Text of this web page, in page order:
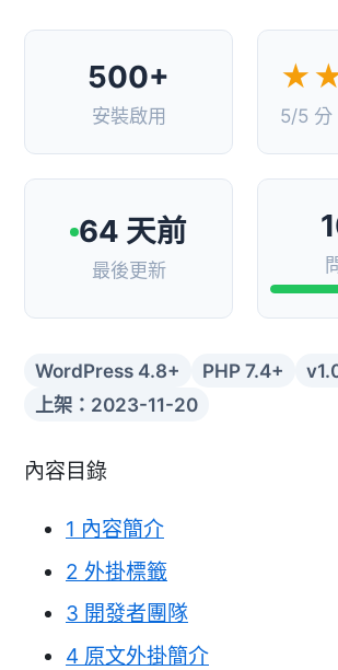
500+
安裝啟用 5/5 分
64 天前
最後更新
WordPress 4.8+ PHP 7.4+
上架：2023-11-20
內容目錄
1 內容簡介
2 外掛標籤
3 開發者團隊
4 原文外掛簡介